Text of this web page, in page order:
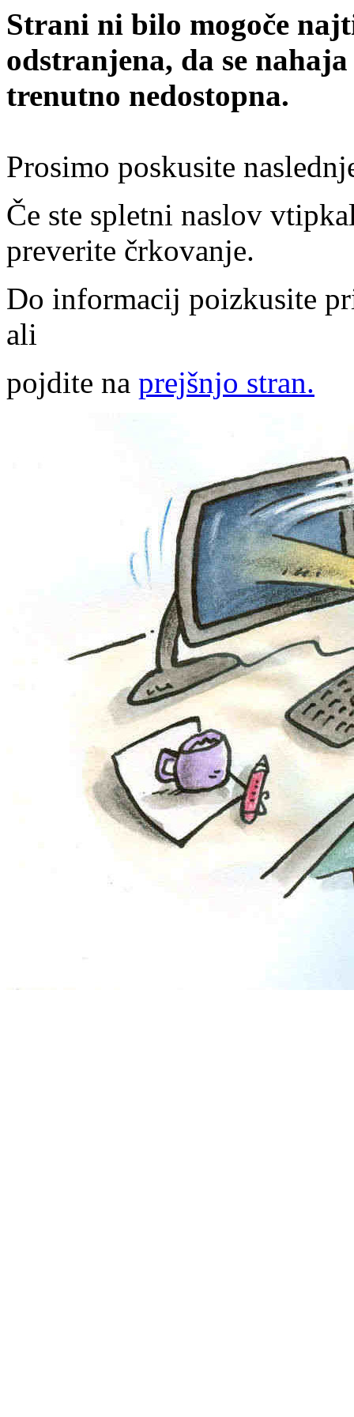
Strani ni bilo mogoče
odstranjena, da se
trenutno nedostopna.
Prosimo poskusite
Če ste spletni naslov
preverite črkovanje.
Do informacij poizkusite
ali
pojdite na prejšnjo stran.